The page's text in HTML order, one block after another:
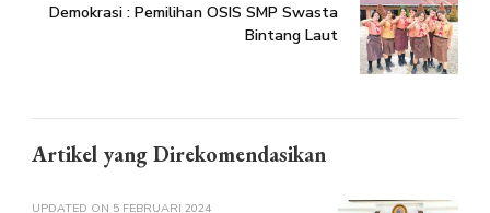
Demokrasi : Pemilihan OSIS SMP Swasta
Bintang Laut
Artikel yang Direkomendasikan
UPDATED ON 5 FEBRUARI 2024